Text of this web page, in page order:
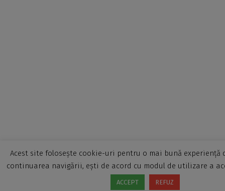
Acest site folosește cookie-uri pentru o mai bună experiență
continuarea navigării, ești de acord cu modul de utilizare a
ACCEPT REFUZ